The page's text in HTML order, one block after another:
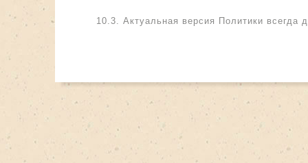
10.3. Актуальная версия Политики всегда